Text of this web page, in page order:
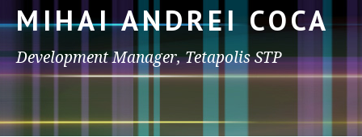
MIHAI ANDREI COCA
Development Manager, Tetapolis STP